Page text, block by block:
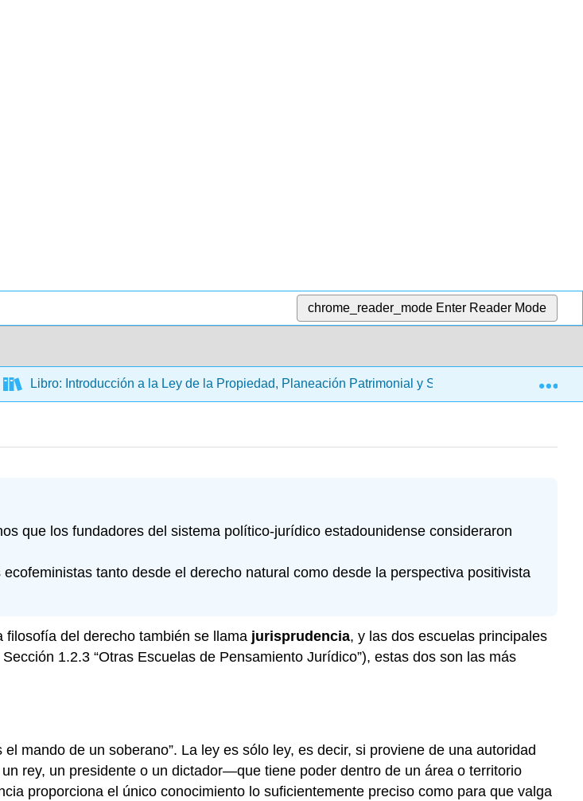
chrome_reader_mode Enter Reader Mode
Libro: Introducción a la Ley de la Propiedad, Planeación Patrimonial y Seguros 1:
que los fundadores del sistema político-jurídico estadounidense consideraron
tanto desde el derecho natural como desde la perspectiva positivista
del derecho también se llama jurisprudencia, y las dos escuelas principales
1.2.3 “Otras Escuelas de Pensamiento Jurídico”), estas dos son las más
mando de un soberano”. La ley es sólo ley, es decir, si proviene de una autoridad
rey, un presidente o un dictador—que tiene poder dentro de un área o territorio
proporciona el único conocimiento lo suficientemente preciso como para que valga